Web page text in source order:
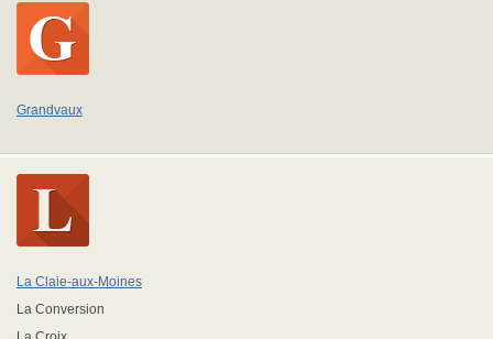
Grandvaux
La Claie-aux-Moines
La Conversion